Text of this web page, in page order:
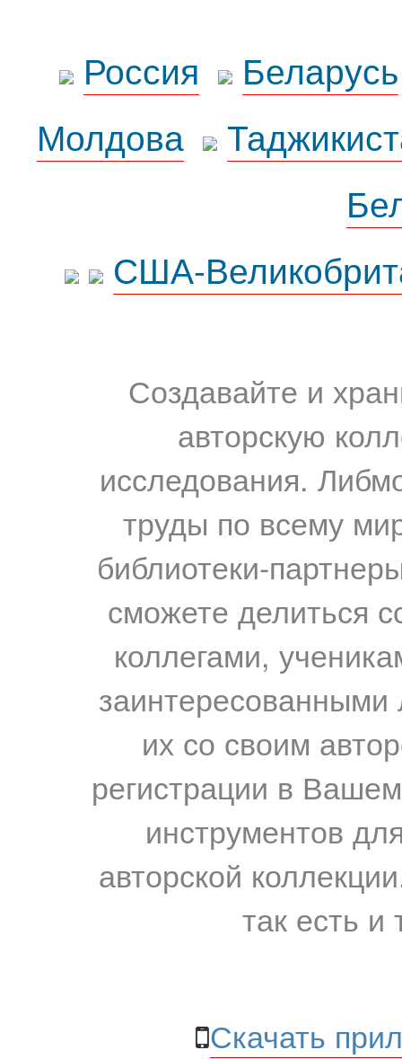
Россия
Беларусь
Молдова
США-
Создавайте и
авторскую
исследования.
труды по всему
библиотеки-
сможете делиться
коллегами,
их со своим
регистрации в
инструментов
авторской
так есть и
Скачать